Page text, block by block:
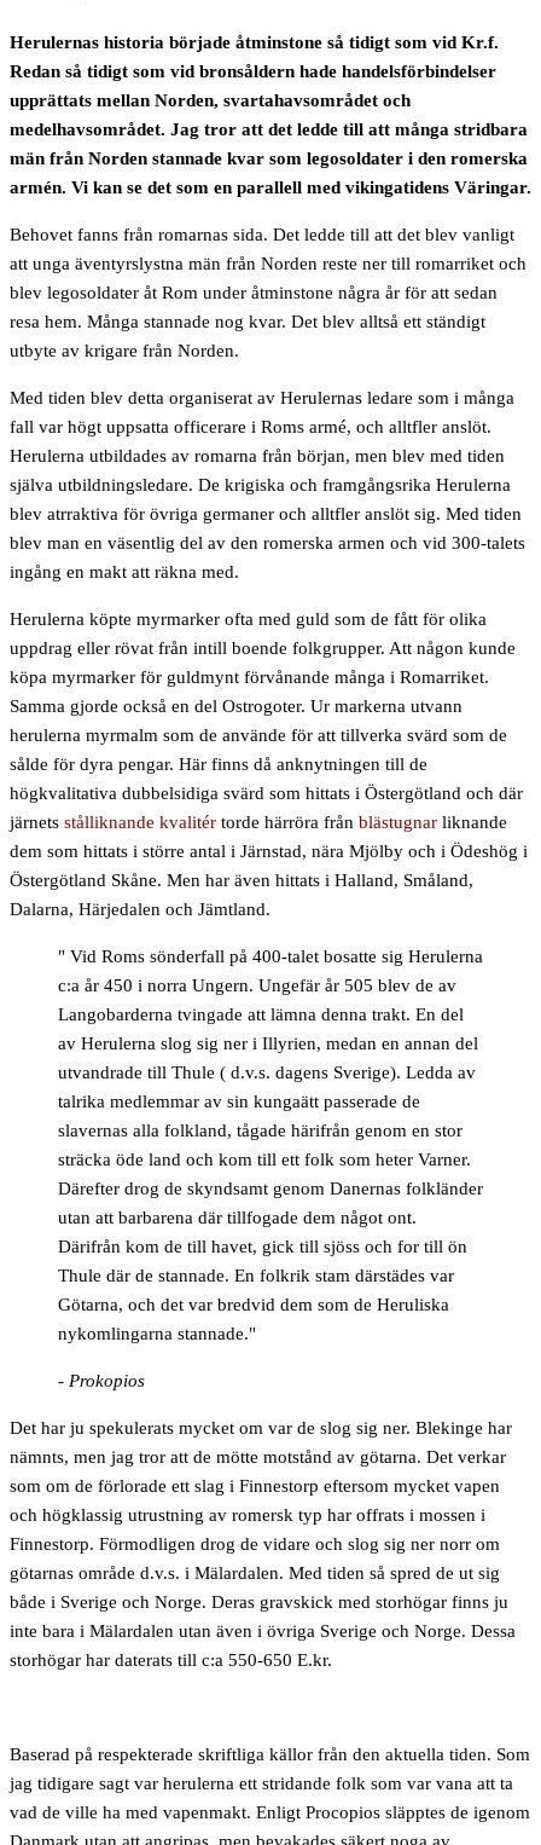
Herulernas historia började åtminstone så tidigt som vid Kr.f.
Redan så tidigt som vid bronsåldern hade handelsförbindelser
upprättats mellan Norden, svartahavsområdet och
medelhavsområdet. Jag tror att det ledde till att många stridbara
män från Norden stannade kvar som legosoldater i den romerska
armén. Vi kan se det som en parallell med vikingatidens Väringar.
Behovet fanns från romarnas sida. Det ledde till att det blev vanligt
att unga äventyrslystna män från Norden reste ner till romarriket och
blev legosoldater åt Rom under åtminstone några år för att sedan
resa hem. Många stannade nog kvar. Det blev alltså ett ständigt
utbyte av krigare från Norden.
Med tiden blev detta organiserat av Herulernas ledare som i många
fall var högt uppsatta officerare i Roms armé, och alltfler anslöt.
Herulerna utbildades av romarna från början, men blev med tiden
själva utbildningsledare. De krigiska och framgångsrika Herulerna
blev atrraktiva för övriga germaner och alltfler anslöt sig. Med tiden
blev man en väsentlig del av den romerska armen och vid 300-talets
ingång en makt att räkna med.
Herulerna köpte myrmarker ofta med guld som de fått för olika
uppdrag eller rövat från intill boende folkgrupper. Att någon kunde
köpa myrmarker för guldmynt förvånande många i Romarriket.
Samma gjorde också en del Ostrogoter. Ur markerna utvann
herulerna myrmalm som de använde för att tillverka svärd som de
sålde för dyra pengar. Här finns då anknytningen till de
högkvalitativa dubbelsidiga svärd som hittats i Östergötland och där
järnets stålliknande kvalitér torde härröra från blästugnar liknande
dem som hittats i större antal i Järnstad, nära Mjölby och i Ödeshög i
Östergötland Skåne. Men har även hittats i Halland, Småland,
Dalarna, Härjedalen och Jämtland.
" Vid Roms sönderfall på 400-talet bosatte sig Herulerna
c:a år 450 i norra Ungern. Ungefär år 505 blev de av
Langobarderna tvingade att lämna denna trakt. En del
av Herulerna slog sig ner i Illyrien, medan en annan del
utvandrade till Thule ( d.v.s. dagens Sverige). Ledda av
talrika medlemmar av sin kungaätt passerade de
slavernas alla folkland, tågade härifrån genom en stor
sträcka öde land och kom till ett folk som heter Varner.
Därefter drog de skyndsamt genom Danernas folkländer
utan att barbarena där tillfogade dem något ont.
Därifrån kom de till havet, gick till sjöss och for till ön
Thule där de stannade. En folkrik stam därstädes var
Götarna, och det var bredvid dem som de Heruliska
nykomlingarna stannade."
- Prokopios
Det har ju spekulerats mycket om var de slog sig ner. Blekinge har
nämnts, men jag tror att de mötte motstånd av götarna. Det verkar
som om de förlorade ett slag i Finnestorp eftersom mycket vapen
och högklassig utrustning av romersk typ har offrats i mossen i
Finnestorp. Förmodligen drog de vidare och slog sig ner norr om
götarnas område d.v.s. i Mälardalen. Med tiden så spred de ut sig
både i Sverige och Norge. Deras gravskick med storhögar finns ju
inte bara i Mälardalen utan även i övriga Sverige och Norge. Dessa
storhögar har daterats till c:a 550-650 E.kr.
Baserad på respekterade skriftliga källor från den aktuella tiden. Som
jag tidigare sagt var herulerna ett stridande folk som var vana att ta
vad de ville ha med vapenmakt. Enligt Procopios släpptes de igenom